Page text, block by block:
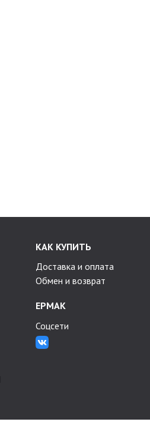
ЕРМАК
Соцсети
КАК КУПИТЬ
Доставка и оплата
Обмен и возврат